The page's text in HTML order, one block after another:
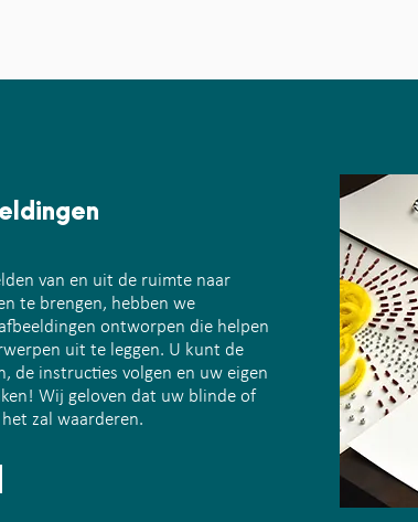
van en uit de ruimte naar
te brengen, hebben we
ontworpen die helpen
uit te leggen. U kunt de
de instructies volgen en uw eigen
Wij geloven dat uw blinde of
zal waarderen.